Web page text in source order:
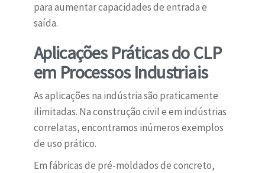
para aumentar capacidades de entrada e
saída.
Aplicações Práticas do CLP
em Processos Industriais
As aplicações na indústria são praticamente
ilimitadas. Na construção civil e em indústrias
correlatas, encontramos inúmeros exemplos
de uso prático.
Em fábricas de pré-moldados de concreto,